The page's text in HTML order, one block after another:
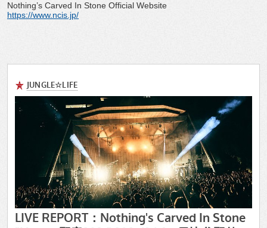
Nothing’s Carved In Stone Official Website
https://www.ncis.jp/